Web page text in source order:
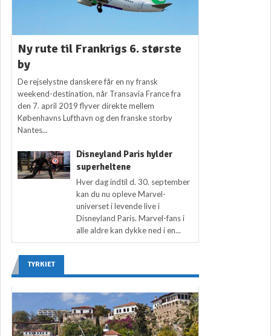
Ny rute til Frankrigs 6. største
by
De rejselystne danskere får en ny fransk
weekend-destination, når Transavia France fra
den 7. april 2019 flyver direkte mellem
Københavns Lufthavn og den franske storby
Nantes...
Disneyland Paris hylder
superheltene
Hver dag indtil d. 30. september
kan du nu opleve Marvel-
universet i levende live i
Disneyland Paris. Marvel-fans i
alle aldre kan dykke ned i en...
TYRKIET